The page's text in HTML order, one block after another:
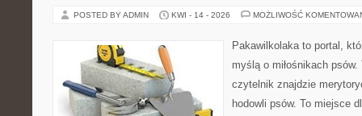
POSTED BY ADMIN KWI - 14 - 2026 MOŻLIWOŚĆ
Pakawilkolaka to portal,
myślą o miłośnikach
czytelnik znajdzie
hodowli psów. To miejsce